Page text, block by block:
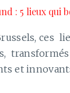
: 5 lieux qui
ces
et